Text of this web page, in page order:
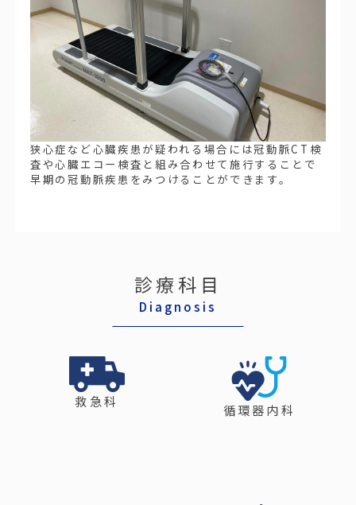
狭心症など心臓疾患が疑われる場合には冠動脈CT検
査や心臓エコー検査と組み合わせて施行することで
早期の冠動脈疾患をみつけることができます。
診療科目
Diagnosis
救急科 循環器内科